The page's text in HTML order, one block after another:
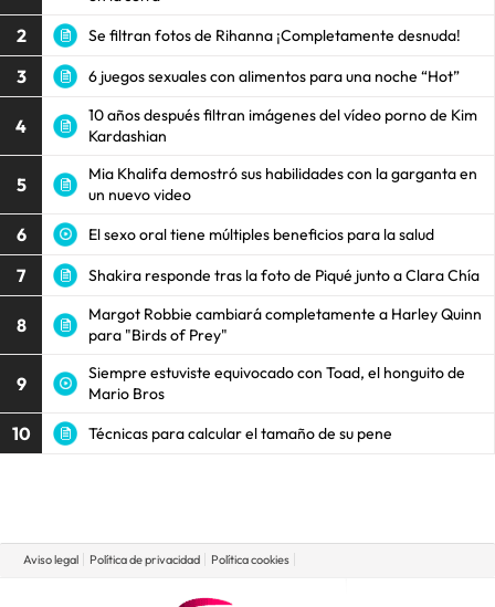
2 Se filtran fotos de Rihanna ¡Completamente desnuda!
3 6 juegos sexuales con alimentos para una noche “Hot”
4
10 años después filtran imágenes del vídeo porno de Kim
Kardashian
5
Mia Khalifa demostró sus habilidades con la garganta en
un nuevo video
6 El sexo oral tiene múltiples beneficios para la salud
7 Shakira responde tras la foto de Piqué junto a Clara Chía
8
Margot Robbie cambiará completamente a Harley Quinn
para "Birds of Prey"
9
Siempre estuviste equivocado con Toad, el honguito de
Mario Bros
10 Técnicas para calcular el tamaño de su pene
Aviso legal Política de privacidad Política cookies